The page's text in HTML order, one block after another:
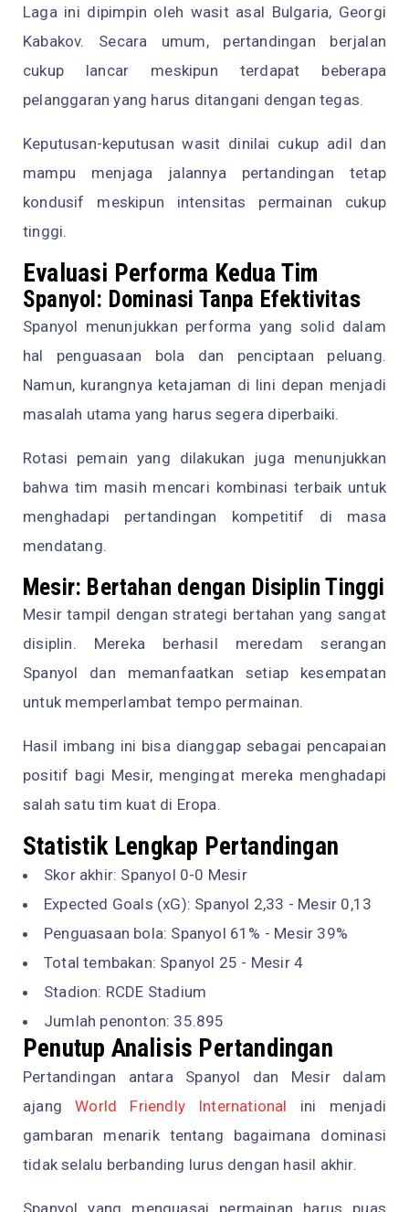
Laga ini dipimpin oleh wasit asal Bulgaria, Georgi
Kabakov. Secara umum, pertandingan berjalan
cukup lancar meskipun terdapat beberapa
pelanggaran yang harus ditangani dengan tegas.
Keputusan-keputusan wasit dinilai cukup adil dan
mampu menjaga jalannya pertandingan tetap
kondusif meskipun intensitas permainan cukup
tinggi.
Evaluasi Performa Kedua Tim
Spanyol: Dominasi Tanpa Efektivitas
Spanyol menunjukkan performa yang solid dalam
hal penguasaan bola dan penciptaan peluang.
Namun, kurangnya ketajaman di lini depan menjadi
masalah utama yang harus segera diperbaiki.
Rotasi pemain yang dilakukan juga menunjukkan
bahwa tim masih mencari kombinasi terbaik untuk
menghadapi pertandingan kompetitif di masa
mendatang.
Mesir: Bertahan dengan Disiplin Tinggi
Mesir tampil dengan strategi bertahan yang sangat
disiplin. Mereka berhasil meredam serangan
Spanyol dan memanfaatkan setiap kesempatan
untuk memperlambat tempo permainan.
Hasil imbang ini bisa dianggap sebagai pencapaian
positif bagi Mesir, mengingat mereka menghadapi
salah satu tim kuat di Eropa.
Statistik Lengkap Pertandingan
Skor akhir: Spanyol 0-0 Mesir
Expected Goals (xG): Spanyol 2,33 - Mesir 0,13
Penguasaan bola: Spanyol 61% - Mesir 39%
Total tembakan: Spanyol 25 - Mesir 4
Stadion: RCDE Stadium
Jumlah penonton: 35.895
Penutup Analisis Pertandingan
Pertandingan antara Spanyol dan Mesir dalam
ajangWorld Friendly International ini menjadi
gambaran menarik tentang bagaimana dominasi
tidak selalu berbanding lurus dengan hasil akhir.